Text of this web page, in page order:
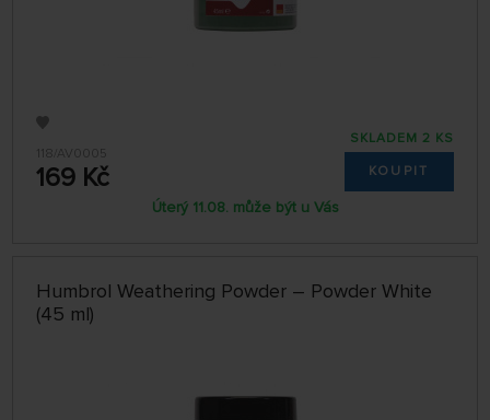
118/AV0005
169 Kč
SKLADEM 2 KS
KOUPIT
Úterý 11.08. může být u Vás
Humbrol Weathering Powder – Powder White
(45 ml)